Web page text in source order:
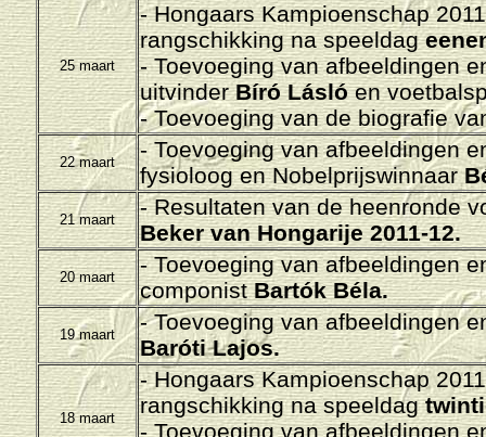
25 maart
- Hongaars Kampioenschap
rangschikking na speeldag
-Toevoeging van afbeeldingen
uitvinderBíró Láslóen
- Toevoeging van de biografie
22 maart
-Toevoeging van afbeeldingen
fysioloog en Nobelprijswinnaar
21 maart
- Resultaten van de heenronde
Beker van Hongarije 2011-12.
20 maart
-Toevoeging van afbeeldingen
componistBartók Béla.
19 maart
-Toevoeging van afbeeldingen
Baróti Lajos.
18 maart
- Hongaars Kampioenschap
rangschikking na speeldag
-Toevoeging van afbeeldingen